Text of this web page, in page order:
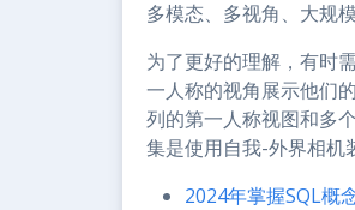
多模态、多视角、大规
为了更好的理解，有时
一人称的视角展示他们
列的第一人称视图和多
集是使用自我-外界相机
2024年掌握SQL概